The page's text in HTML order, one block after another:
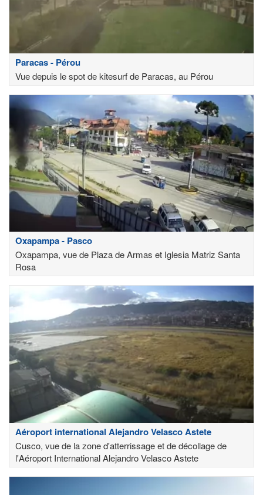
Paracas - Pérou
Vue depuis le spot de kitesurf de Paracas, au Pérou
Oxapampa - Pasco
Oxapampa, vue de Plaza de Armas et Iglesia Matriz Santa
Rosa
Aéroport international Alejandro Velasco Astete
Cusco, vue de la zone d'atterrissage et de décollage de
l'Aéroport International Alejandro Velasco Astete